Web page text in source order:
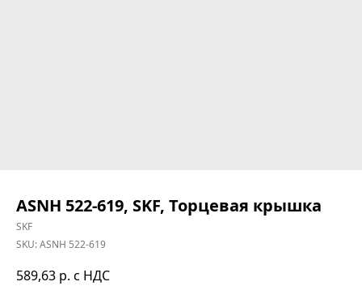
ASNH 522-619, SKF, Торцевая крышка
SKF
SKU:ASNH 522-619
589,63 р. с НДС